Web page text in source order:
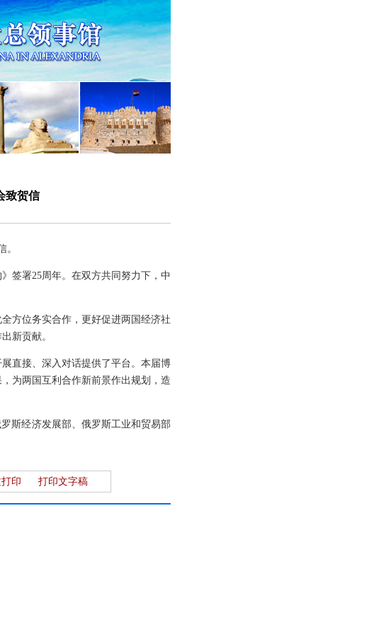
致贺信
。
签署25周年。在双方共同努力下，中
方位务实合作，更好促进两国经济社
新贡献。
直接、深入对话提供了平台。本届博
为两国互利合作新前景作出规划，造
斯经济发展部、俄罗斯工业和贸易部
印 打印文字稿